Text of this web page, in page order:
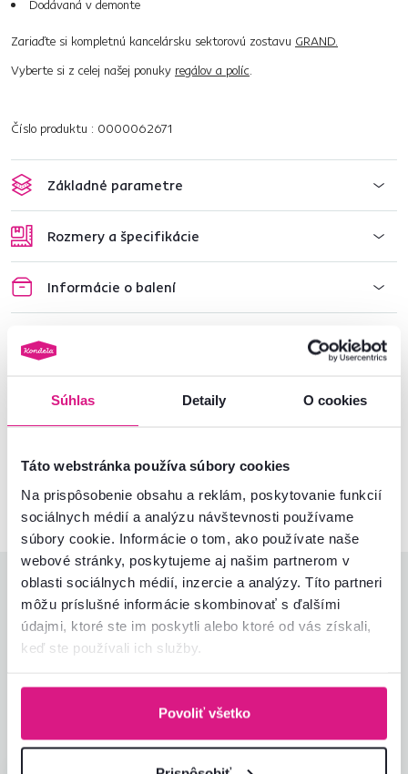
Súhlas Detaily O cookies
Táto webstránka používa súbory cookies
Na prispôsobenie obsahu a reklám, poskytovanie funkcií
sociálnych médií a analýzu návštevnosti používame
súbory cookie. Informácie o tom, ako používate naše
webové stránky, poskytujeme aj našim partnerom v
oblasti sociálnych médií, inzercie a analýzy. Títo partneri
môžu príslušné informácie skombinovať s ďalšími
údajmi, ktoré ste im poskytli alebo ktoré od vás získali,
keď ste používali ich služby.
Povoliť všetko
Dodávaná v demonte
Zariaďte si kompletnú kancelársku sektorovú zostavu GRAND.
Vyberte si z celej našej ponuky regálov a políc.
Číslo produktu : 0000062671
Základné parametre
Rozmery a špecifikácie
Informácie o balení
02/ 40 100 100
Hodnotenia produktu
4,4
1recenzia
Jednoduchosť montáže
4,0
Kvalita výrobku
Pomer hodnoty a ceny